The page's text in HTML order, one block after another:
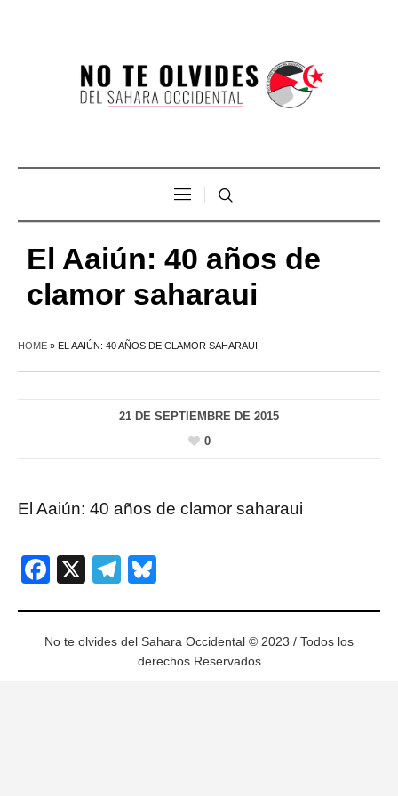
El Aaiún: 40 años de
clamor saharaui
HOME » EL AAIÚN: 40 AÑOS DE CLAMOR SAHARAUI
21 DE SEPTIEMBRE DE 2015
0
El Aaiún: 40 años de clamor saharaui
Facebook
X Telegram
No te olvides del Sahara Occidental © 2023 / Todos los
derechos Reservados